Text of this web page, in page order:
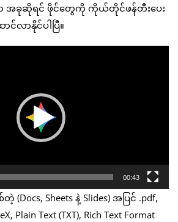
ဟာ အခုဆိုရင် ဖိုင်တွေကို ကိုယ်တိုင်ဖန်တီးပေး
င်လာနိုင်ပါပြီ။
00:43
(Docs, Sheets နဲ့ Slides) အပြင် .pdf,
Plain Text (TXT), Rich Text Format